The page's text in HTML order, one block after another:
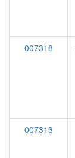
007318
007313